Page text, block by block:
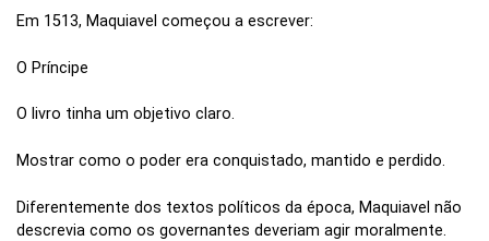
Em 1513, Maquiavel começou a escrever:
O Príncipe
O livro tinha um objetivo claro.
Mostrar como o poder era conquistado, mantido e perdido.
Diferentemente dos textos políticos da época, Maquiavel não
descrevia como os governantes deveriam agir moralmente.